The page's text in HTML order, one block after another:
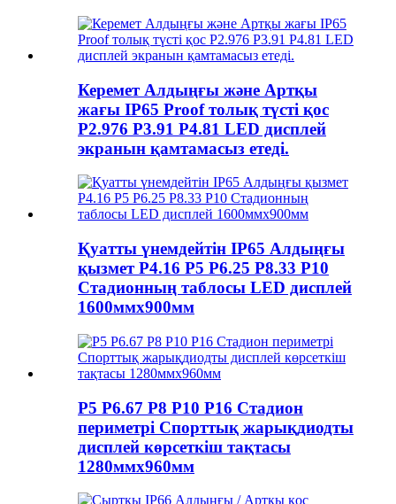
Керемет Алдыңғы және Артқы
жағы IP65 Proof толық түсті қос
P2.976 P3.91 P4.81 LED дисплей
экранын қамтамасыз етеді.
Қуатты үнемдейтін IP65 Алдыңғы
қызмет P4.16 P5 P6.25 P8.33 P10
Стадионның таблосы LED дисплей
1600ммx900мм
P5 P6.67 P8 P10 P16 Стадион
периметрі Спорттық жарықдиодты
дисплей көрсеткіш тақтасы
1280ммx960мм